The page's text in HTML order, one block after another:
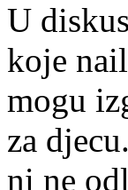
U
koje
mogu
za
ni ne